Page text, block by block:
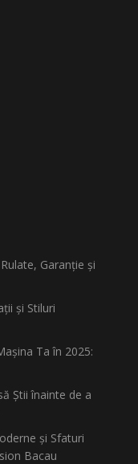
Garanție și
și Stiluri
Ta în 2025:
Știi înainte de a
și Sfaturi
Bacau